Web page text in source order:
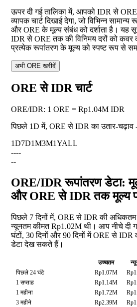
ऊपर दी गई तालिका में, आपको IDR से
व्यापक चार्ट दिखाई देगा, जो विभिन्न
और ORE के मूल्य संबंध को दर्शाता है। यह
IDR से ORE तक की विनिमय दरों को
प्रत्येक रूपांतरण के मूल्य को स्पष्ट रूप से
अभी ORE खरीदें
ORE से IDR चार्ट
ORE/IDR: 1 ORE = Rp1.04M IDR
पिछले 1D में, ORE से IDR का उतार-चढ़ाव
1D7D1M3M1YALL
----
--
ORE/IDR रूपांतरण डेटा:
और ORE से IDR तक मूल्य
पिछले 7 दिनों में, ORE से IDR की
न्यूनतम कीमत Rp1.02M थी। आप नीचे दी
घंटों, 30 दिनों और 90 दिनों में ORE से
डेटा देख सकते हैं।
उच्चतम
पिछले 24 घंटे
Rp1.07M
1 सप्ताह
Rp1.14M
1 महीना
Rp1.72M
3 महीने
Rp2.39M